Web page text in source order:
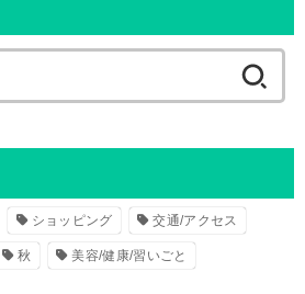
索
ショッピング 交通/アクセス
秋 美容/健康/習いごと